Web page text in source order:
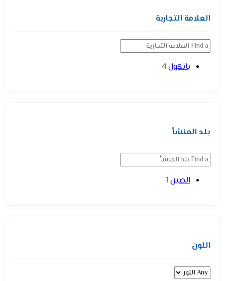
العلامة التجارية
بانكول4
بلد المنشأ
الصين 1
اللون